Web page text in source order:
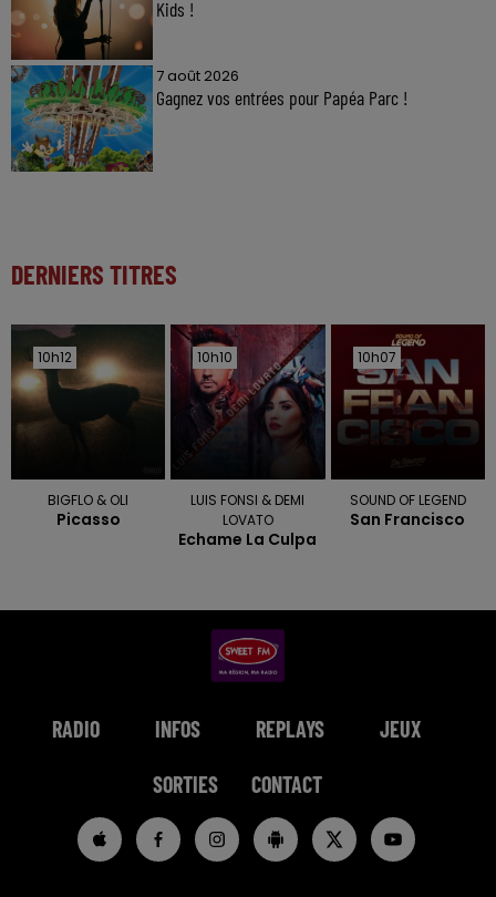
Kids !
7 août 2026
Gagnez vos entrées pour Papéa Parc !
DERNIERS TITRES
10h12
10h12
BIGFLO & OLI
Picasso
10h10
10h10
LUIS FONSI & DEMI
LOVATO
Echame La Culpa
10h07
10h07
SOUND OF LEGEND
San Francisco
RADIO INFOS REPLAYS JEUX
SORTIES CONTACT